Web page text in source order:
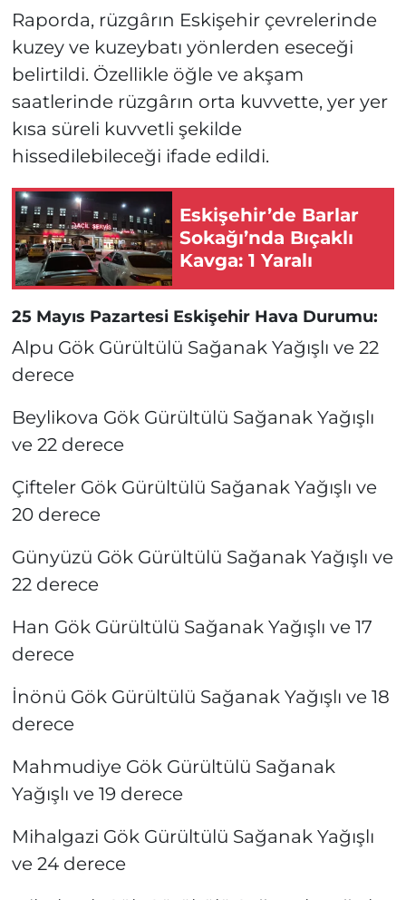
Raporda, rüzgârın Eskişehir çevrelerinde
kuzey ve kuzeybatı yönlerden eseceği
belirtildi. Özellikle öğle ve akşam
saatlerinde rüzgârın orta kuvvette, yer yer
kısa süreli kuvvetli şekilde
hissedilebileceği ifade edildi.
Eskişehir’de Barlar
Sokağı’nda Bıçaklı
Kavga: 1 Yaralı
25 Mayıs Pazartesi Eskişehir Hava Durumu:
Alpu Gök Gürültülü Sağanak Yağışlı ve 22
derece
Beylikova Gök Gürültülü Sağanak Yağışlı
ve 22 derece
Çifteler Gök Gürültülü Sağanak Yağışlı ve
20 derece
Günyüzü Gök Gürültülü Sağanak Yağışlı ve
22 derece
Han Gök Gürültülü Sağanak Yağışlı ve 17
derece
İnönü Gök Gürültülü Sağanak Yağışlı ve 18
derece
Mahmudiye Gök Gürültülü Sağanak
Yağışlı ve 19 derece
Mihalgazi Gök Gürültülü Sağanak Yağışlı
ve 24 derece